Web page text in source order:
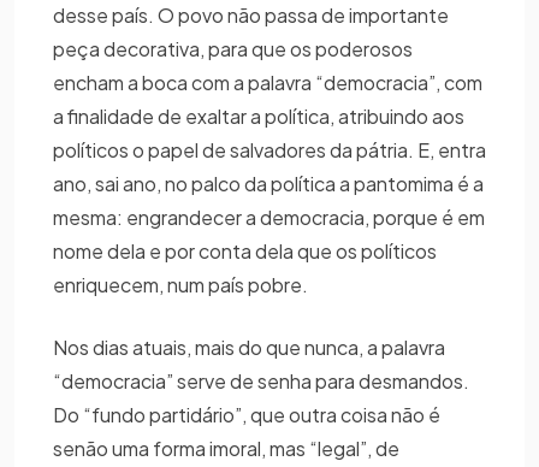
desse país. O povo não passa de importante
peça decorativa, para que os poderosos
encham a boca com a palavra “democracia”, com
a finalidade de exaltar a política, atribuindo aos
políticos o papel de salvadores da pátria. E, entra
ano, sai ano, no palco da política a pantomima é a
mesma: engrandecer a democracia, porque é em
nome dela e por conta dela que os políticos
enriquecem, num país pobre.
Nos dias atuais, mais do que nunca, a palavra
“democracia” serve de senha para desmandos.
Do “fundo partidário”, que outra coisa não é
senão uma forma imoral, mas “legal”, de